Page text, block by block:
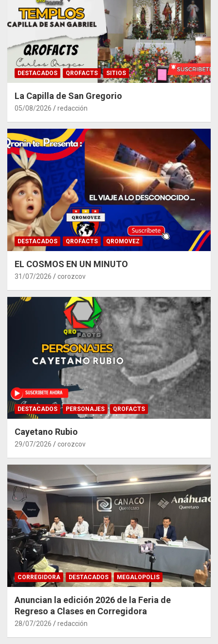
DESTACADOS QROFACTS SITIOS
La Capilla de San Gregorio
05/08/2026 redacción
DESTACADOS QROFACTS QROMOVEZ
EL COSMOS EN UN MINUTO
31/07/2026 corozcov
DESTACADOS PERSONAJES QROFACTS
Cayetano Rubio
29/07/2026 corozcov
CORREGIDORA DESTACADOS MEGALOPOLIS
Anuncian la edición 2026 de la Feria de
Regreso a Clases en Corregidora
28/07/2026 redacción